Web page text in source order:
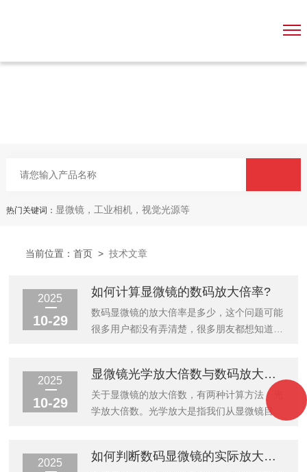
热门关键词： 显微镜，工业相机，视觉光源等
当前位置：首页 >技术文章
2025
10-29
如何计算显微镜的数码放大倍率?
数码显微镜的放大倍率是多少，这个问题可能
很多用户都没有弄清楚，很多朋友都想知道放
式来表达：物镜的放大倍数*（电脑屏幕的对
角线/ccd或者cmos的靶面尺寸）=系统的放大
倍数。其中物镜的放大倍数：根据您使用的是
般是英寸来表示，所以要乘以25.4为毫米单
2025
10-29
显微镜光学放大倍数与数码放大倍数
关于显微镜的放大倍数，有两种计算方法：光
学放大倍数。光学放大是指我们从显微镜目镜
比较简单，即物镜倍率*目镜倍率。举个例
2025 如何判断数码显微镜的实际放大倍数？